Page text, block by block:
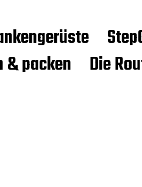
& packen
Die